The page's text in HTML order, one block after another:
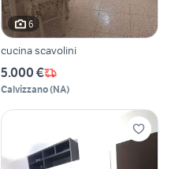
6
cucina scavolini
5.000 €
Calvizzano(NA)